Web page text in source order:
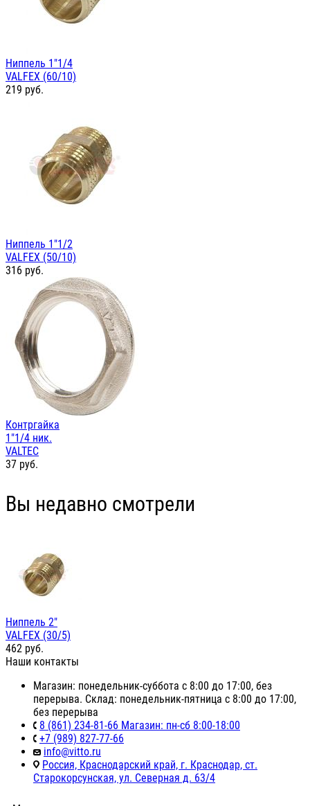
Ниппель 1"1/4
VALFEX (60/10)
219 руб.
Ниппель 1"1/2
VALFEX (50/10)
316 руб.
Контргайка
1"1/4 ник.
VALTEC
37 руб.
Вы недавно смотрели
Ниппель 2"
VALFEX (30/5)
462 руб.
Наши контакты
Магазин: понедельник-суббота с 8:00 до 17:00, без
перерыва. Склад: понедельник-пятница с 8:00 до 17:00,
без перерыва
8 (861) 234-81-66 Магазин: пн-сб 8:00-18:00
+7 (989) 827-77-66
info@vitto.ru
Россия, Краснодарский край, г. Краснодар, ст.
Старокорсунская, ул. Северная д. 63/4